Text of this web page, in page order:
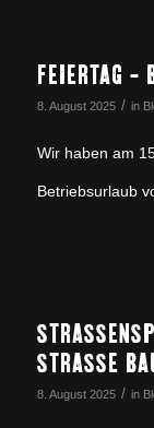
FEIERTAG –
8. August 2025 / in
Wir haben am
Betriebsurlaub
STRASSE
8. August 2025 / in